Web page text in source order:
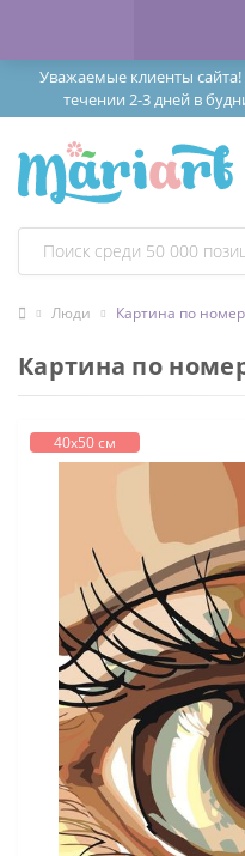
Уважаемые клиенты сайта!
течении 2-3 дней в
Люди Картина по
Картина по
40х50 см